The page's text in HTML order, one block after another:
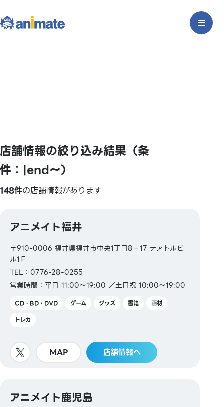
店舗情報の絞り込み結果（条
件：|end〜）
148件の店舗情報があります
アニメイト福井
〒910-0006 福井県福井市中央1丁目8−17 テアトルビ
ル1Ｆ
TEL：0776-28-0255
営業時間：平日 11:00～19:00 ／土日祝 10:00～19:00
CD・BD・DVD ゲーム グッズ 書籍
画材
トレカ
MAP 店舗情報へ
アニメイト鹿児島